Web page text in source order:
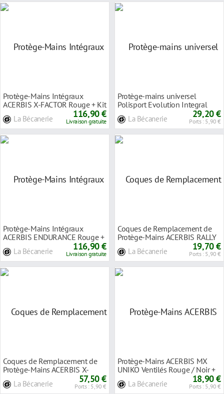
Protège-Mains Intégraux
ACERBIS X-FACTOR Rouge + Kit
La Bécanerie 116,90 €
Livraison gratuite
Protège-mains universel
Polisport Evolution Integral
La Bécanerie 29,20 €
Ports : 5,90 €
Protège-Mains Intégraux
ACERBIS ENDURANCE Rouge +
La Bécanerie 116,90 €
Livraison gratuite
Coques de Remplacement de
Protège-Mains ACERBIS RALLY
La Bécanerie 19,70 €
Ports : 5,90 €
Coques de Remplacement de
Protège-Mains ACERBIS X-
La Bécanerie 57,50 €
Ports : 5,90 €
Protège-Mains ACERBIS MX
UNIKO Ventilés Rouge / Noir +
La Bécanerie 18,90 €
Ports : 5,90 €